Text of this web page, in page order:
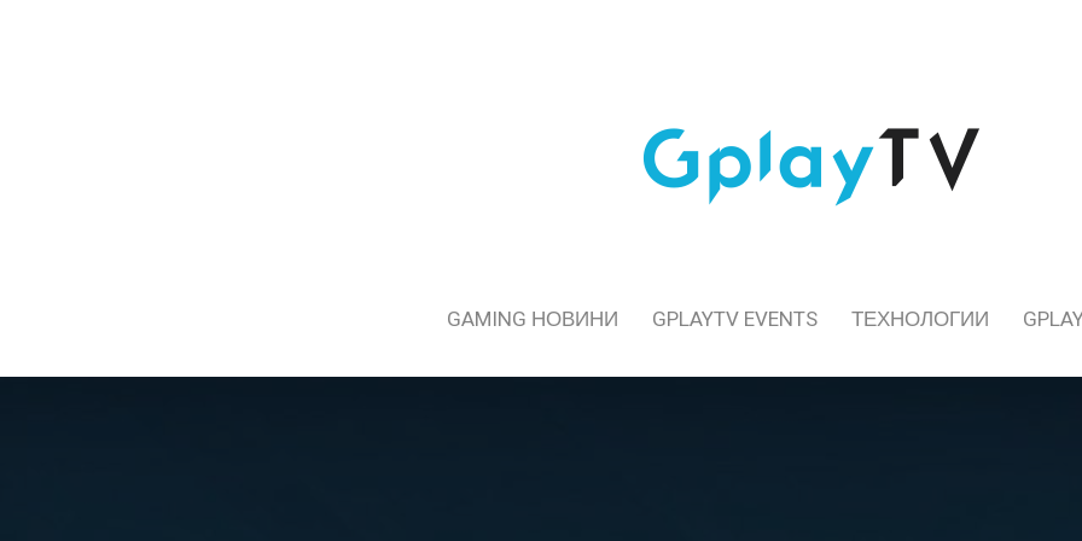
GAMING НОВИНИ GPLAYTV EVENTS ТЕХНОЛОГИИ